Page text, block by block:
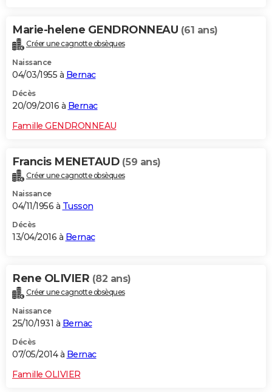
Marie-helene GENDRONNEAU (61 ans)
Créer une cagnotte obsèques
Naissance
04/03/1955 à Bernac
Décès
20/09/2016 à Bernac
Famille GENDRONNEAU
Francis MENETAUD (59 ans)
Créer une cagnotte obsèques
Naissance
04/11/1956 à Tusson
Décès
13/04/2016 à Bernac
Rene OLIVIER (82 ans)
Créer une cagnotte obsèques
Naissance
25/10/1931 à Bernac
Décès
07/05/2014 à Bernac
Famille OLIVIER